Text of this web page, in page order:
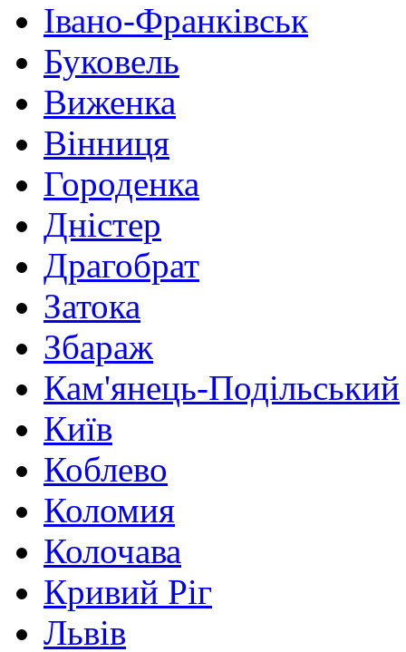
Івано-Франківськ
Буковель
Виженка
Вінниця
Городенка
Дністер
Драгобрат
Затока
Збараж
Кам'янець-Подільський
Київ
Коблево
Коломия
Колочава
Кривий Ріг
Львів